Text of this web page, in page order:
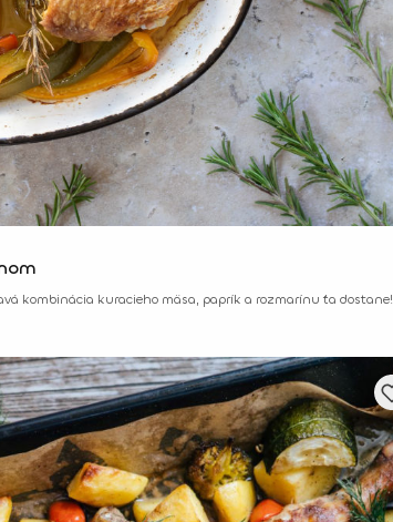
kombinácia kuracieho mäsa, paprík a rozmarínu ťa dostane!